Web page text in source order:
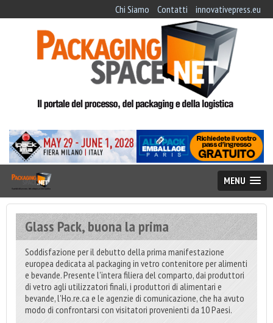
Chi Siamo Contatti innovativepress.eu
MENU
Glass Pack, buona la prima
Soddisfazione per il debutto della prima manifestazione
europea dedicata al packaging in vetro contenitore per alimenti
e bevande. Presente l'intera filiera del comparto, dai produttori
di vetro agli utilizzatori finali, i produttori di alimentari e
bevande, l'Ho.re.ca e le agenzie di comunicazione, che ha avuto
modo di confrontarsi con visitatori provenienti da 10 Paesi.